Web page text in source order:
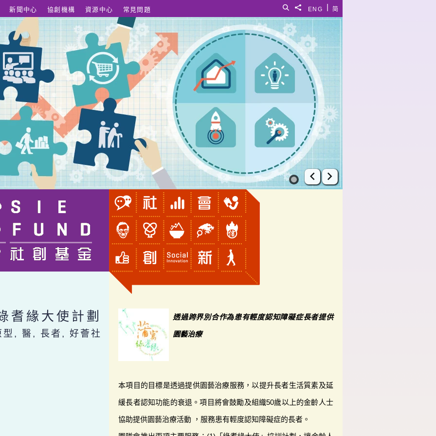
简
ENG
分享給
搜尋
新聞中心 協創機構 資源中心 常見問題
上一張幻燈片
下一張幻燈片
耆緣大使計劃
型, 醫, 長者, 好薈社
透過跨界別合作為患有輕度認知障礙症長者提供
園藝治療
本項目的目標是透過提供園藝治療服務，以提升長者生活質素及延
緩長者認知功能的衰退。項目將會鼓勵及組織50歲以上的金齡人士
協助提供園藝治療活動 ，服務患有輕度認知障礙症的長者。